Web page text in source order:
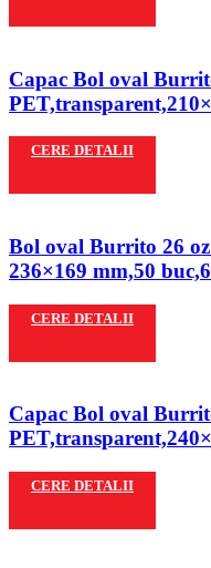
Capac Bol oval
CERE DETALII
Bol oval Burrito 26
236×169 mm,50
CERE DETALII
Capac Bol oval
CERE DETALII